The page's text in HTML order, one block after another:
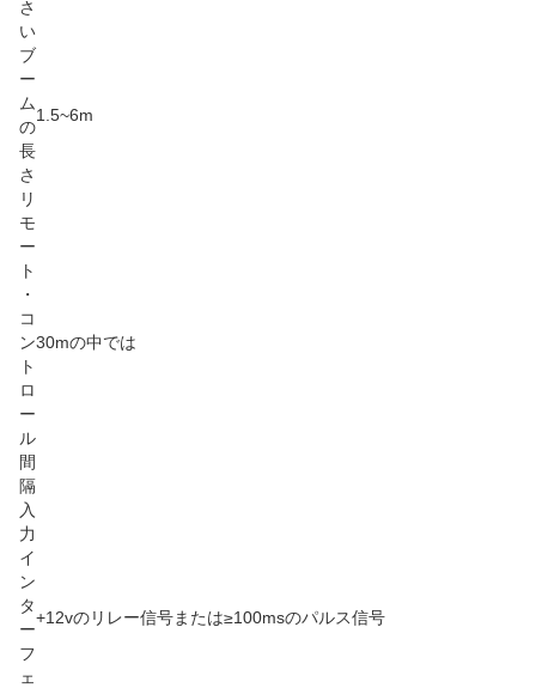
さ
い
ブ
ー
ム
の
長
さ
1.5~6m
リ
モ
ー
ト
・
コ
ン
ト
ロ
ー
ル
間
隔
30mの中では
入
力
イ
ン
タ
ー
フ
ェ
+12vのリレー信号または≥100msのパルス信号